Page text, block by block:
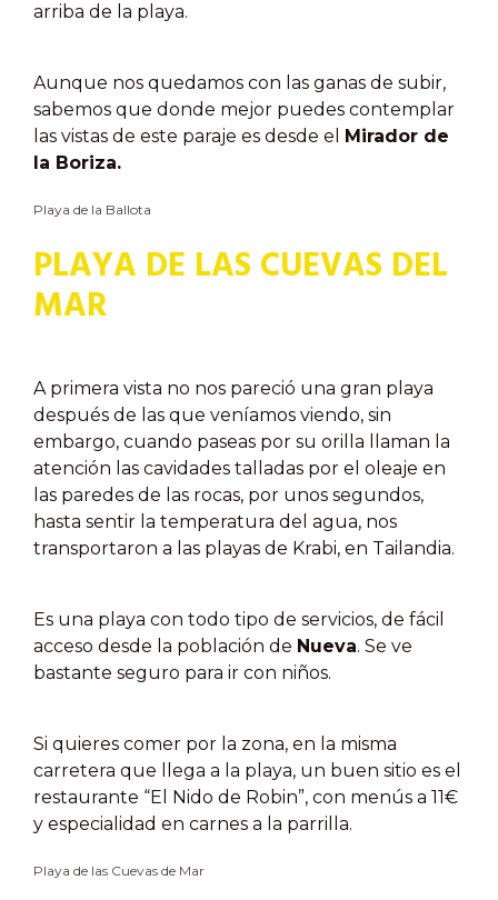
arriba de la playa.
Aunque nos quedamos con las ganas de subir,
sabemos que donde mejor puedes contemplar
las vistas de este paraje es desde el Mirador de
la Boriza.
Playa de la Ballota
PLAYA DE LAS CUEVAS DEL
MAR
A primera vista no nos pareció una gran playa
después de las que veníamos viendo, sin
embargo, cuando paseas por su orilla llaman la
atención las cavidades talladas por el oleaje en
las paredes de las rocas, por unos segundos,
hasta sentir la temperatura del agua, nos
transportaron a las playas de Krabi, en Tailandia.
Es una playa con todo tipo de servicios, de fácil
acceso desde la población de Nueva. Se ve
bastante seguro para ir con niños.
Si quieres comer por la zona, en la misma
carretera que llega a la playa, un buen sitio es el
restaurante “El Nido de Robin”, con menús a 11€
y especialidad en carnes a la parrilla.
Playa de las Cuevas de Mar